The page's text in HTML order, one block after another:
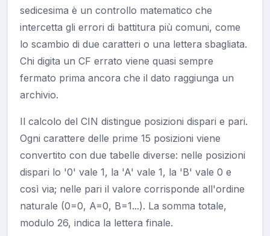
sedicesima è un controllo matematico che
intercetta gli errori di battitura più comuni, come
lo scambio di due caratteri o una lettera sbagliata.
Chi digita un CF errato viene quasi sempre
fermato prima ancora che il dato raggiunga un
archivio.
Il calcolo del CIN distingue posizioni dispari e pari.
Ogni carattere delle prime 15 posizioni viene
convertito con due tabelle diverse: nelle posizioni
dispari lo '0' vale 1, la 'A' vale 1, la 'B' vale 0 e
così via; nelle pari il valore corrisponde all'ordine
naturale (0=0, A=0, B=1...). La somma totale,
modulo 26, indica la lettera finale.